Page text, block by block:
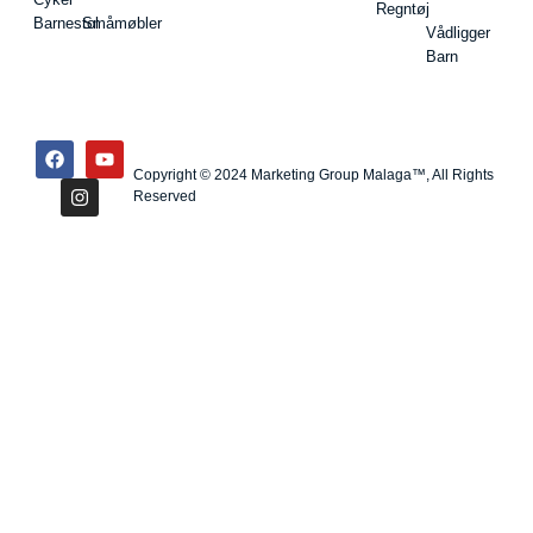
BarnestolSmåmøbler
Regntøj
Vådligger
Barn
Copyright © 2024 Marketing Group Malaga™, All Rights
Reserved